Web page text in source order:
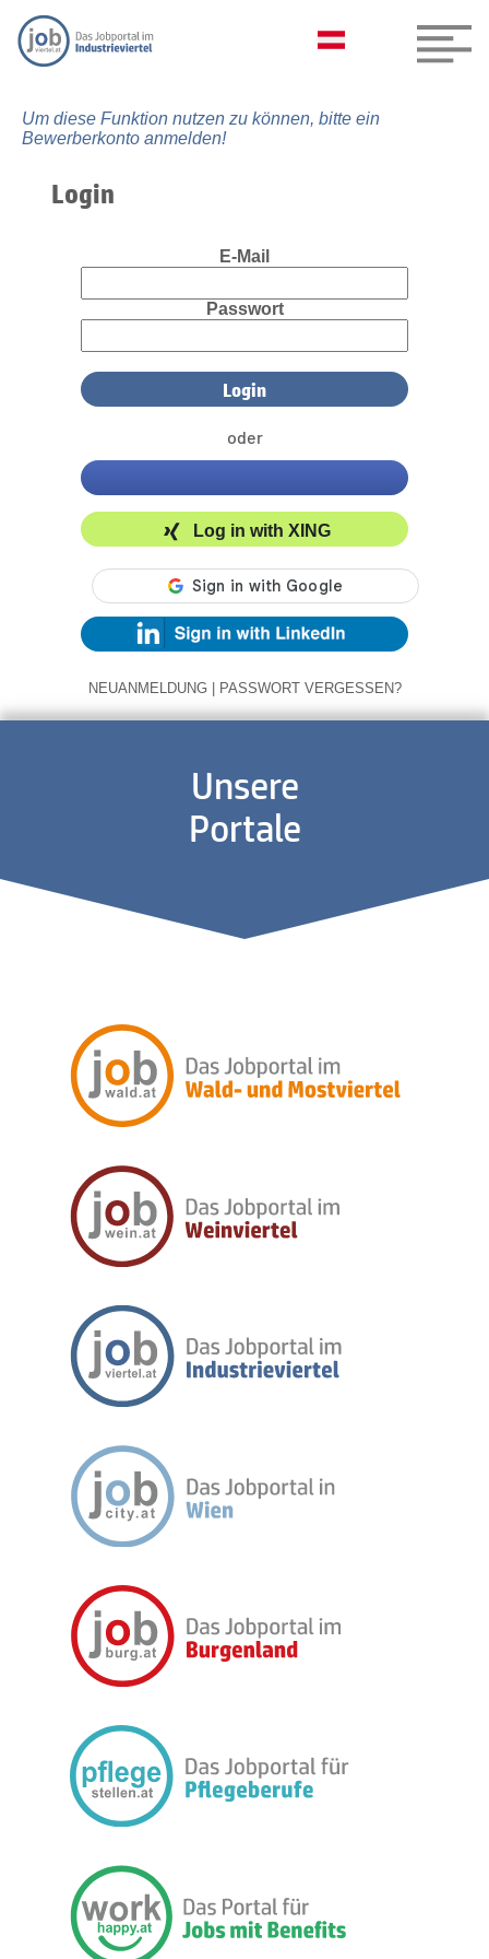
Um diese Funktion nutzen zu können, bitte ein
Bewerberkonto anmelden!
Login
E-Mail
Passwort
oder
Log in with XING
NEUANMELDUNG | PASSWORT VERGESSEN?
Unsere
Portale